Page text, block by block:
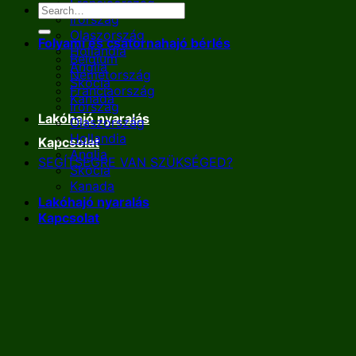
Franciaország
Írország
Olaszország
Hollandia
Anglia
Skócia
Kanada
Lakóhajó nyaralás
Kapcsolat
SEGÍTSÉGRE VAN SZÜKSÉGED?
Folyami és csatornahajó bérlés
Belgium
Németország
Franciaország
Írország
Olaszország
Hollandia
Anglia
Skócia
Kanada
Lakóhajó nyaralás
Kapcsolat